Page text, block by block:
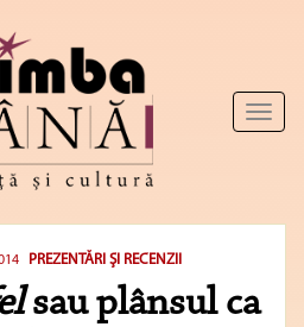
Toggle
PREZENTĂRI ŞI RECENZII
sau plânsul ca